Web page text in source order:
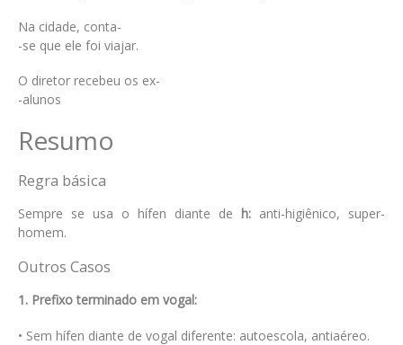
Na cidade, conta-
-se que ele foi viajar.
O diretor recebeu os ex-
-alunos
Resumo
Regra básica
Sempre se usa o hífen diante de h: anti-higiênico, super-
homem.
Outros Casos
1. Prefixo terminado em vogal:
• Sem hífen diante de vogal diferente: autoescola, antiaéreo.